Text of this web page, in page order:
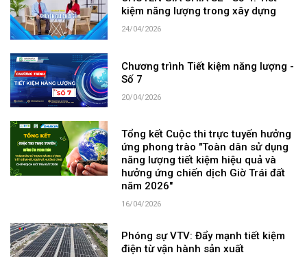
kiệm năng lượng trong xây dựng
24/04/2026
Chương trình Tiết kiệm năng lượng -
Số 7
20/04/2026
Tổng kết Cuộc thi trực tuyến hưởng
ứng phong trào "Toàn dân sử dụng
năng lượng tiết kiệm hiệu quả và
hưởng ứng chiến dịch Giờ Trái đất
năm 2026"
16/04/2026
Phóng sự VTV: Đẩy mạnh tiết kiệm
điện từ vận hành sản xuất